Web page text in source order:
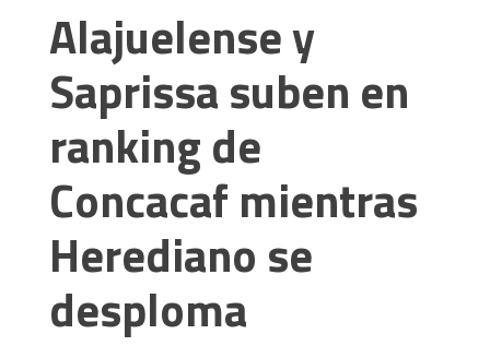
Alajuelense y
Saprissa suben en
ranking de
Concacaf mientras
Herediano se
desploma